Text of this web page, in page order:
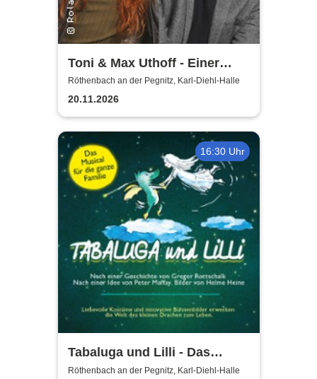
Toni & Max Uthoff - Einer
zuviel
Röthenbach an der Pegnitz, Karl-Diehl-Halle
20.11.2026
16:30 Uhr
Tabaluga und Lilli - Das
drachenstarke Musical für die
Röthenbach an der Pegnitz, Karl-Diehl-Halle